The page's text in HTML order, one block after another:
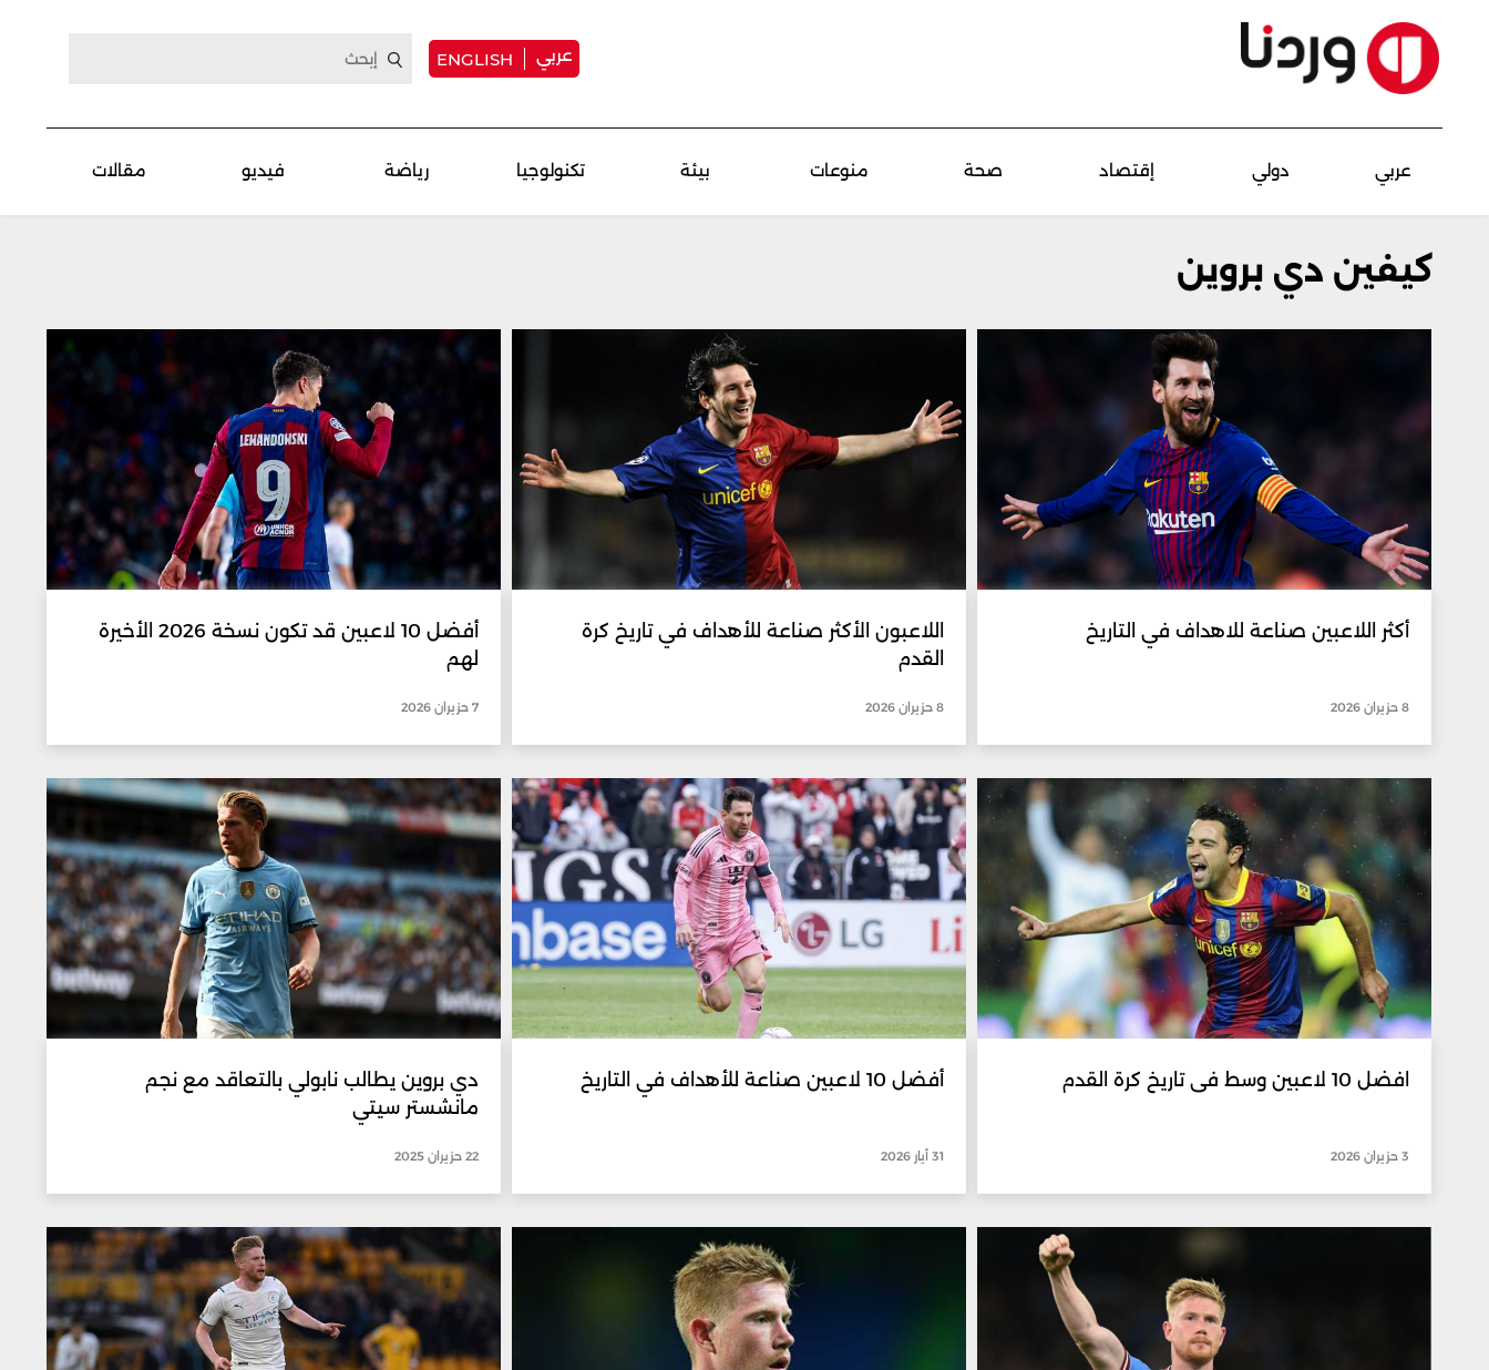
عربي ENGLISH
عربي دولي إقتصاد صحة منوعات بيئة تكنولوجيا رياضة فيديو مقالات
كيفين دي بروين
أكثر اللاعبين صناعة للاهداف في التاريخ
8 حزيران 2026
اللاعبون الأكثر صناعة للأهداف في تاريخ كرة
القدم
8 حزيران 2026
أفضل 10 لاعبين قد تكون نسخة 2026 الأخيرة
لهم
7 حزيران 2026
افضل 10 لاعبين وسط فى تاريخ كرة القدم
3 حزيران 2026
أفضل 10 لاعبين صناعة للأهداف في التاريخ
31 أيار 2026
دي بروين يطالب نابولي بالتعاقد مع نجم
مانشستر سيتي
22 حزيران 2025